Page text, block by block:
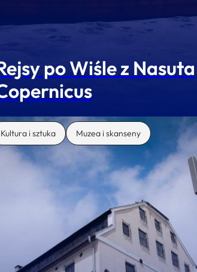
po Wiśle z Nasuta
Kultura i sztuka Muzea i skanseny